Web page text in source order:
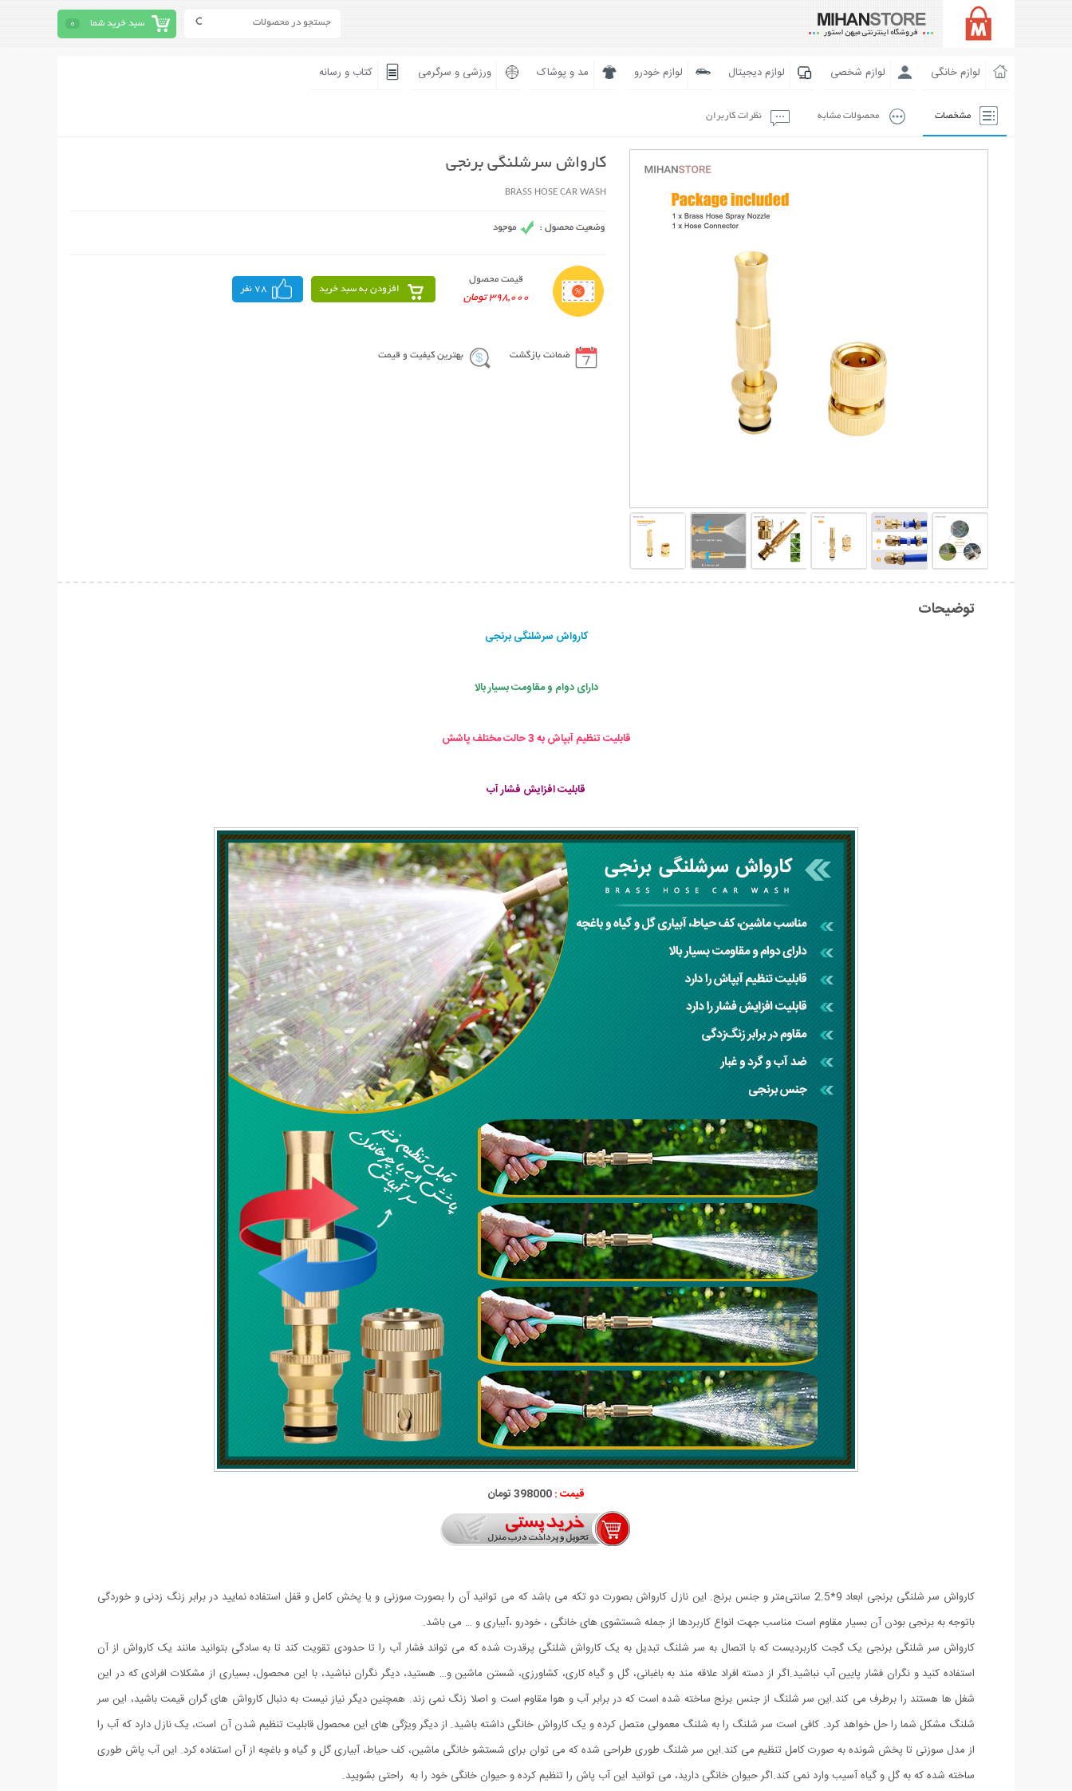
سبد خرید شما 0
لوازم خانگی لوازم شخصی لوازم دیجیتال لوازم خودرو مد و پوشاک ورزشی و سرگرمی کتاب و رسانه
مشخصات محصولات مشابه نظرات کاربران
کارواش سرشلنگی برنجی
BRASS HOSE CAR WASH
قیمت محصول
398,000 تومان
افزودن به سبد خرید 78 نفر
ضمانت بازگشت بهترین کیفیت و قیمت
توضیحات
کارواش سرشلنگی برنجی
دارای دوام و مقاومت بسیار بالا
قابلیت تنظیم آبپاش به 3 حالت مختلف پاشش
قابلیت افزایش فشار آب
قیمت :398000 تومان
کارواش سر شلنگی برنجی ابعاد 9*2.5 سانتی‌متر و جنس برنج. این نازل کارواش بصورت دو تکه می باشد که می توانید آن را بصورت سوزنی و یا پخش کامل و قفل استفاده نمایید در برابر زنگ زدنی و خوردگی
باتوجه به برنجی بودن آن بسیار مقاوم است مناسب جهت انواع کاربردها از جمله شستشوی های خانگی ، خودرو ،آبیاری و … می باشد.
کارواش سر شلنگی برنجی یک گجت کاربردیست که با اتصال به سر شلنگ تبدیل به یک کارواش شلنگی پرقدرت شده که می تواند فشار آب را تا حدودی تقویت کند تا به سادگی بتوانید مانند یک کارواش از آن
استفاده کنید و نگران فشار پایین آب نباشید.اگر از دسته افراد علاقه مند به باغبانی، گل و گیاه کاری، کشاورزی، شستن ماشین و… هستید، دیگر نگران نباشید، با این محصول، بسیاری از مشکلات افرادی که در این
شغل ها هستند را برطرف می کند.این سر شلنگ از جنس برنج ساخته شده است که در برابر آب و هوا مقاوم است و اصلا زنگ نمی زند. همچنین دیگر نیاز نیست به دنبال کارواش های گران قیمت باشید، این سر
شلنگ مشکل شما را حل خواهد کرد. کافی است سر شلنگ را به شلنگ معمولی متصل کرده و یک کارواش خانگی داشته باشید. از دیگر ویژگی های این محصول قابلیت تنظیم شدن آن است، یک نازل دارد که آب را
از مدل سوزنی تا پخش شونده به صورت کامل تنظیم می کند.این سر شلنگ طوری طراحی شده که می توان برای شستشو خانگی ماشین، کف حیاط، آبیاری گل و گیاه و باغچه از آن استفاده کرد. این آب پاش طوری
ساخته شده که به گل و گیاه آسیب وارد نمی کند.اگر حیوان خانگی دارید، می توانید این آب پاش را تنظیم کرده و حیوان خانگی خود را به راحتی بشویید.